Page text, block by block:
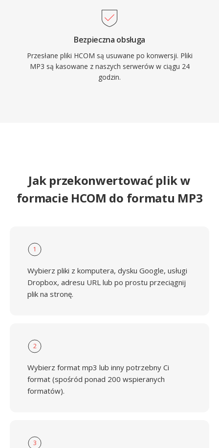
Bezpieczna obsługa
Przesłane pliki HCOM są usuwane po konwersji. Pliki
MP3 są kasowane z naszych serwerów w ciągu 24
godzin.
Jak przekonwertować plik w
formacie HCOM do formatu MP3
1
Wybierz pliki z komputera, dysku Google, usługi
Dropbox, adresu URL lub po prostu przeciągnij
plik na stronę.
2
Wybierz format mp3 lub inny potrzebny Ci
format (spośród ponad 200 wspieranych
formatów).
3